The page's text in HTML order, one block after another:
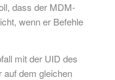
dass der MDM-
wenn er Befehle
mit der UID des
auf dem gleichen